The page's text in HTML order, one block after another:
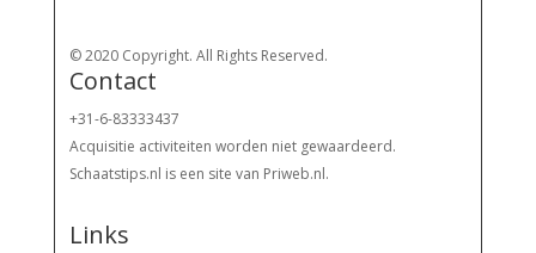
© 2020 Copyright. All Rights Reserved.
Contact
+31-6-83333437
Acquisitie activiteiten worden niet gewaardeerd.
Schaatstips.nl is een site van Priweb.nl.
Links